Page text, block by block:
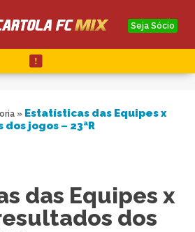
Seja Sócio
» Estatísticas das Equipes x
jogos – 23ªR
das Equipes x
dos